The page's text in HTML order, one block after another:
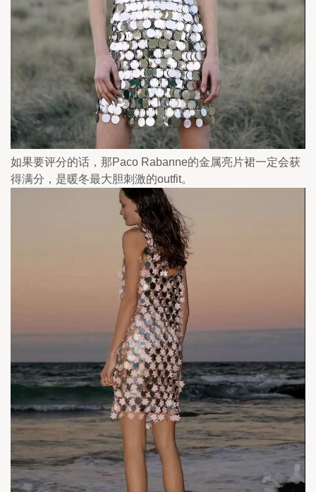
如果要评分的话，那Paco Rabanne的金属亮片裙一定会获
得满分，是暖冬最大胆刺激的outfit。